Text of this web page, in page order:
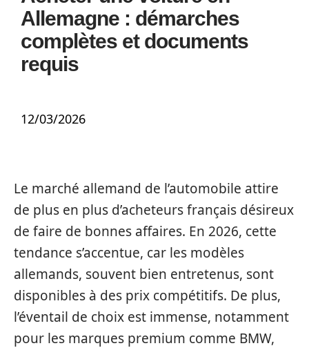
Allemagne : démarches
complètes et documents
requis
12/03/2026
Le marché allemand de l’automobile attire
de plus en plus d’acheteurs français désireux
de faire de bonnes affaires. En 2026, cette
tendance s’accentue, car les modèles
allemands, souvent bien entretenus, sont
disponibles à des prix compétitifs. De plus,
l’éventail de choix est immense, notamment
pour les marques premium comme BMW,